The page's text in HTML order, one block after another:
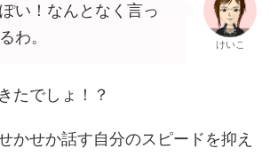
い！なんとなく言っ
わ。
けいこ
たでしょ！？
かせか話す自分のスピードを抑え